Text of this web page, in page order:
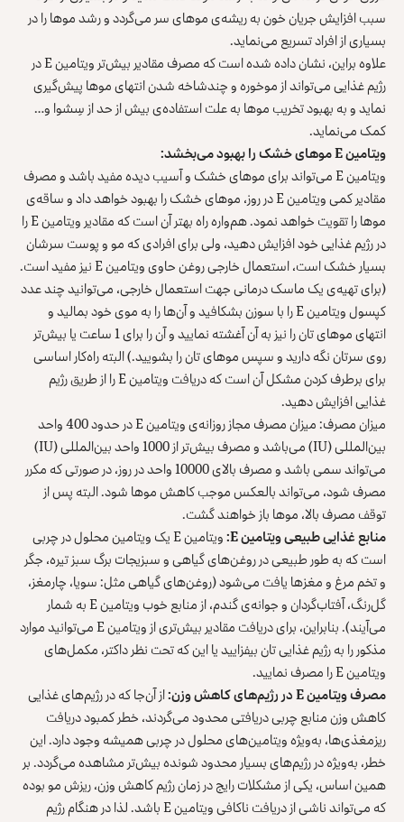
سبب افزایش جریان خون به ریشه‌ی موهای سر می‌گردد و رشد موها را در
بسیاری از افراد تسریع می‌نماید.
علاوه بر‌این، نشان داده شده است که مصرف مقادیر بیش‌تر ویتامین E در
رژیم غذایی می‌تواند از موخوره و چند‌شاخه شدن انتهای موها پیش‌گیری
نماید و به بهبود تخریب موها به علت استفاده‌ی بیش از حد از سِشوا و…
کمک می‌نماید.
ویتامینEموهای خشک را بهبود می‌بخشد:
ویتامین E می‌تواند برای موهای خشک و آسیب دیده مفید باشد و مصرف
مقادیر کمی ویتامین E در روز، موهای خشک را بهبود خواهد داد و ساقه‌ی
موها را تقویت خواهد نمود. هم‌واره راه بهتر آن است که مقادیر ویتامین E را
در رژیم غذایی خود افزایش دهید، ولی برای افرادی که مو و پوست سرشان
بسیار خشک است، استعمال خارجی روغن حاوی ویتامین E نیز مفید است.
(برای تهیه‌ی یک ماسک درمانی جهت استعمال خارجی، می‌توانید چند عدد
کپسول ویتامین E را با سوزن بشکافید و آن‌ها را به موی خود بمالید و
انتهای موهای تان را نیز به آن آغشته نمایید و آن را برای 1 ساعت ‌یا بیش‌تر
روی سرتان نگه دارید و سپس موهای تان را بشویید.) البته راه‌کار اساسی
برای برطرف کردن مشکل آن است که دریافت ویتامین E را از طریق رژیم
غذایی افزایش دهید.
میزان مصرف: میزان ‌مصرف مجاز روزانه‌ی ویتامین E در حدود 400 واحد
بین‌المللی (IU) می‌باشد و مصرف بیش‌تر از 1000 واحد بین‌المللی (IU)
می‌تواند سمی باشد و مصرف بالای 10000 واحد در روز، در صورتی که مکرر
مصرف شود، می‌تواند بالعکس موجب کاهش موها شود. البته پس از
توقف مصرف بالا، موها باز خواهند گشت.
منابع غذایی طبیعی ویتامینE
:
ویتامین E یک ویتامین محلول در چربی
است که به طور طبیعی در روغن‌های گیاهی و سبزیجات برگ سبز تیره، جگر
و تخم مرغ و مغزها یافت می‌شود (‌روغن‌های گیاهی مثل: سویا، چارمغز،
گل‌رنگ، آفتاب‌گردان و جوانه‌ی گندم، از منابع خوب ویتامین E به شمار
می‌آیند). بنابراین، برای دریافت مقادیر بیش‌تری از ویتامین E می‌توانید موارد
مذکور را به رژیم غذایی تان بیفزایید ‌یا این که تحت نظر داکتر، مکمل‌های
ویتامین E را مصرف نمایید.
مصرف ویتامینEدر رژیم‌های کاهش وزن:از آن‌جا که در رژیم‌های غذایی
کاهش وزن منابع چربی دریافتی محدود می‌گردند، خطر کمبود دریافت
ریزمغذی‌ها، به‌ویژه ویتامین‌های محلول در چربی همیشه وجود دارد. این
خطر، به‌ویژه در رژیم‌های بسیار محدود شونده بیش‌تر مشاهده می‌گردد. بر‌
همین اساس، یکی از مشکلات رایج در زمان رژیم کاهش وزن، ریزش مو بوده
که می‌تواند ناشی از دریافت ناکافی ویتامین E باشد. لذا در هنگام رژیم